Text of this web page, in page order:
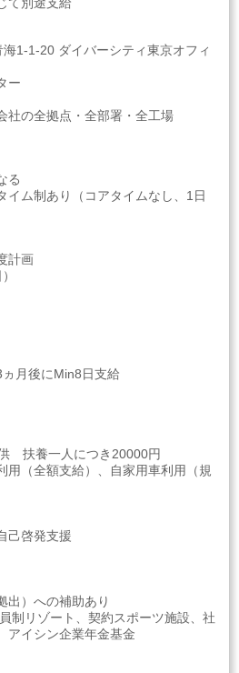
1-1-20 ダイバーシティ東京オフィ
ー
社の全拠点・全部署・全工場
る
ム制あり（コアタイムなし、1日
計画
月後にMin8日支給
扶養一人につき20000円
用（全額支給）、自家用車利用（規
己啓発支援
出）への補助あり
制リゾート、契約スポーツ施設、社
アイシン企業年金基金